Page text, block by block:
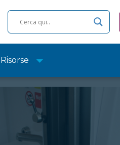
Risorse